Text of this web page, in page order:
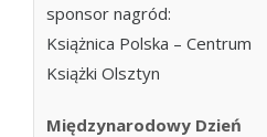
sponsor nagród:
Książnica Polska – Centrum
Książki Olsztyn
Międzynarodowy Dzień